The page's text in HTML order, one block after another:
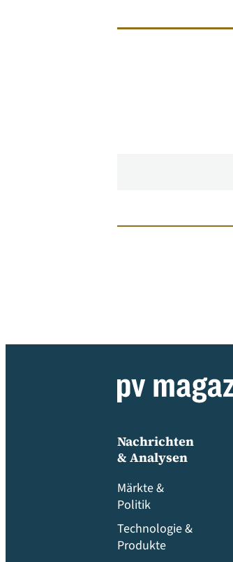
Nachrichten
& Analysen
Märkte &
Politik
Technologie &
Produkte